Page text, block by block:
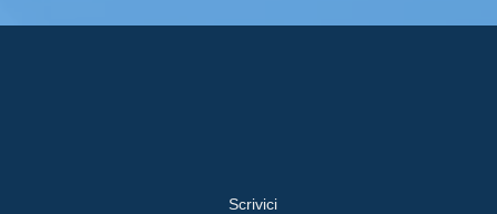
Scrivici